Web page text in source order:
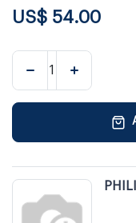
US$ 54.00